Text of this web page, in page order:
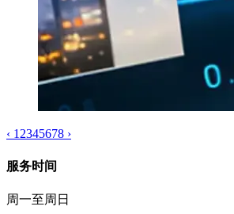
‹ 1 2345678 ›
服务时间
周一至周日